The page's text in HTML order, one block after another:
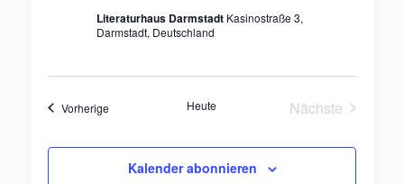
Literaturhaus Darmstadt Kasinostraße 3,
Darmstadt, Deutschland
Vorherige VeranstaltungenHeute
Nächste
Kalender abonnieren